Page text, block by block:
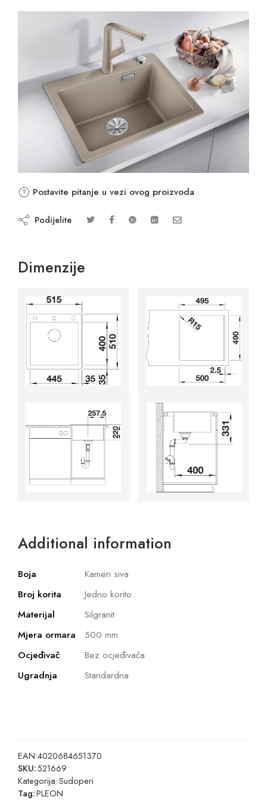
Postavite pitanje u vezi ovog proizvoda
Podijelite
Dimenzije
Additional information
Boja
Kamen siva
Broj korita
Jedno korito
Materijal
Silgranit
Mjera ormara
500 mm
Ocjeđivač
Bez ocjeđivača
Ugradnja
Standardna
EAN:4020684651370
SKU:521669
Kategorija:Sudoperi
Tag:PLEON